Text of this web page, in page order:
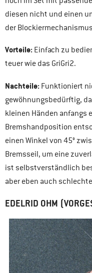
diesen nicht und einen
der
Vorteile: Einfach zu
teuer wie das GriGri2.
Nachteile: Funktioniert
gewöhnungsbedürftig,
kleinen Händen anfangs
Bremshandposition
einen Winkel von 45°
Bremsseil, um eine
ist selbstverständlich
aber eben auch
EDELRID OHM